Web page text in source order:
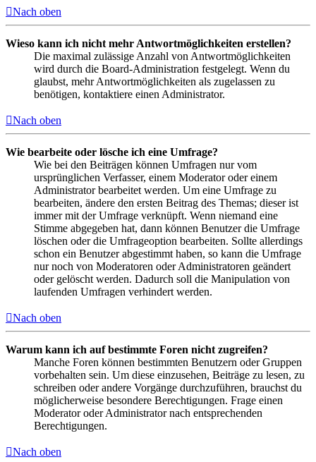
Nach oben
Wieso kann ich nicht mehr Antwortmöglichkeiten erstellen?
Die maximal zulässige Anzahl von Antwortmöglichkeiten
wird durch die Board-Administration festgelegt. Wenn du
glaubst, mehr Antwortmöglichkeiten als zugelassen zu
benötigen, kontaktiere einen Administrator.
Nach oben
Wie bearbeite oder lösche ich eine Umfrage?
Wie bei den Beiträgen können Umfragen nur vom
ursprünglichen Verfasser, einem Moderator oder einem
Administrator bearbeitet werden. Um eine Umfrage zu
bearbeiten, ändere den ersten Beitrag des Themas; dieser ist
immer mit der Umfrage verknüpft. Wenn niemand eine
Stimme abgegeben hat, dann können Benutzer die Umfrage
löschen oder die Umfrageoption bearbeiten. Sollte allerdings
schon ein Benutzer abgestimmt haben, so kann die Umfrage
nur noch von Moderatoren oder Administratoren geändert
oder gelöscht werden. Dadurch soll die Manipulation von
laufenden Umfragen verhindert werden.
Nach oben
Warum kann ich auf bestimmte Foren nicht zugreifen?
Manche Foren können bestimmten Benutzern oder Gruppen
vorbehalten sein. Um diese einzusehen, Beiträge zu lesen, zu
schreiben oder andere Vorgänge durchzuführen, brauchst du
möglicherweise besondere Berechtigungen. Frage einen
Moderator oder Administrator nach entsprechenden
Berechtigungen.
Nach oben